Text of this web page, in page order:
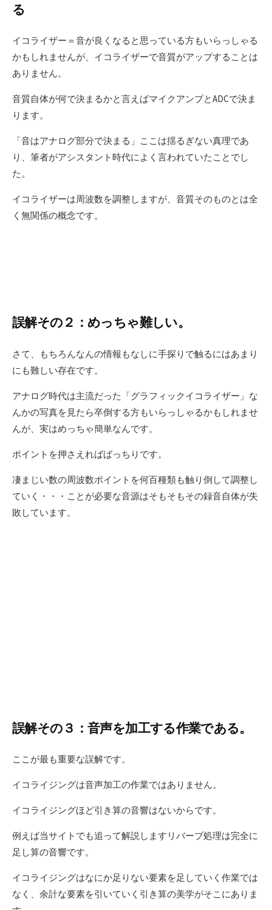
る
イコライザー＝音が良くなると思っている方もいらっしゃる
かもしれませんが、イコライザーで音質がアップすることは
ありません。
音質自体が何で決まるかと言えばマイクアンプとADCで決ま
ります。
「音はアナログ部分で決まる」ここは揺るぎない真理であ
り、筆者がアシスタント時代によく言われていたことでし
た。
イコライザーは周波数を調整しますが、音質そのものとは全
く無関係の概念です。
誤解その２：めっちゃ難しい。
さて、もちろんなんの情報もなしに手探りで触るにはあまり
にも難しい存在です。
アナログ時代は主流だった「グラフィックイコライザー」な
んかの写真を見たら卒倒する方もいらっしゃるかもしれませ
んが、実はめっちゃ簡単なんです。
ポイントを押さえればばっちりです。
凄まじい数の周波数ポイントを何百種類も触り倒して調整し
ていく・・・ことが必要な音源はそもそもその録音自体が失
敗しています。
誤解その３：音声を加工する作業である。
ここが最も重要な誤解です。
イコライジングは音声加工の作業ではありません。
イコライジングほど引き算の音響はないからです。
例えば当サイトでも追って解説しますリバーブ処理は完全に
足し算の音響です。
イコライジングはなにか足りない要素を足していく作業では
なく、余計な要素を引いていく引き算の美学がそこにありま